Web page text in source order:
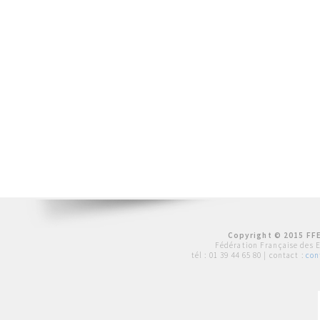
Copyright © 2015
Fédération Française des
tél : 01 39 44 65 80 | contact :